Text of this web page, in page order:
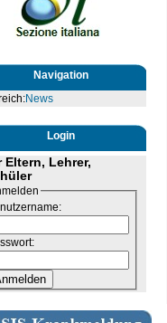
Navigation
News
Login
Eltern, Lehrer,